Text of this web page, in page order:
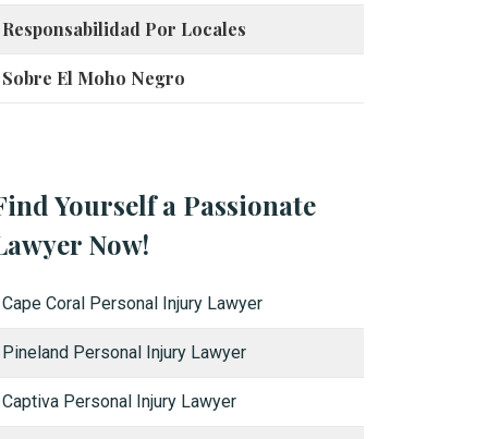
Responsabilidad Por Locales
Sobre El Moho Negro
Yourself a Passionate
Now!
Cape Coral Personal Injury Lawyer
Pineland Personal Injury Lawyer
Captiva Personal Injury Lawyer